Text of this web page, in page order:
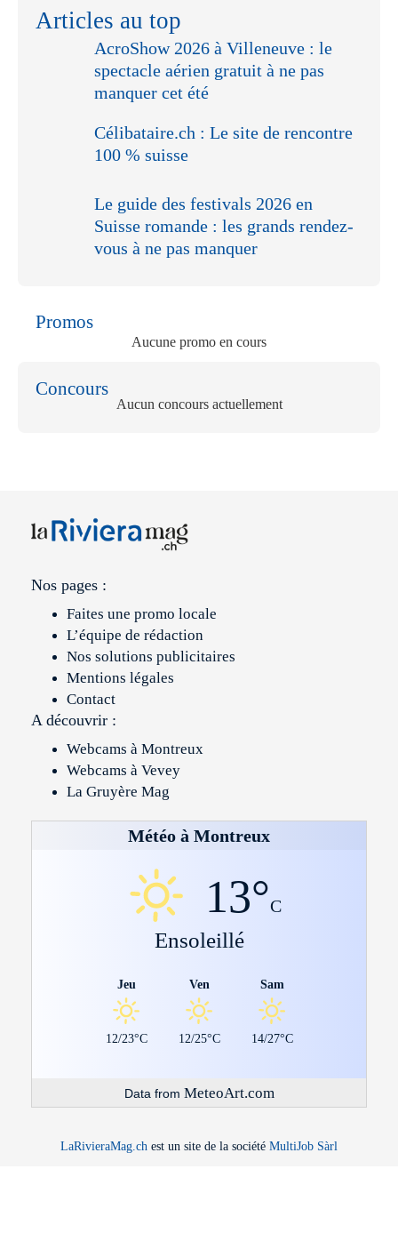
Articles au top
AcroShow 2026 à Villeneuve : le
spectacle aérien gratuit à ne pas
manquer cet été
Célibataire.ch : Le site de rencontre
100 % suisse
Le guide des festivals 2026 en
Suisse romande : les grands rendez-
vous à ne pas manquer
Promos
Aucune promo en cours
Concours
Aucun concours actuellement
Nos pages :
Faites une promo locale
L’équipe de rédaction
Nos solutions publicitaires
Mentions légales
Contact
A découvrir :
Webcams à Montreux
Webcams à Vevey
La Gruyère Mag
Météo à Montreux
13°C
Ensoleillé
Jeu
12/23°C
Ven
12/25°C
Sam
14/27°C
Data from MeteoArt.com
LaRivieraMag.ch est un site de la société MultiJob Sàrl